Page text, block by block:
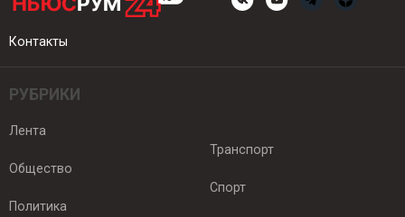
Контакты
РУБРИКИ
Лента
Общество
Политика
Транспорт
Спорт